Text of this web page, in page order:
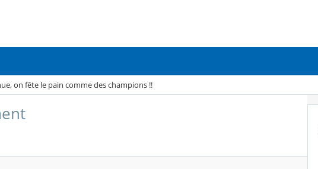
on fête le pain comme des champions !!